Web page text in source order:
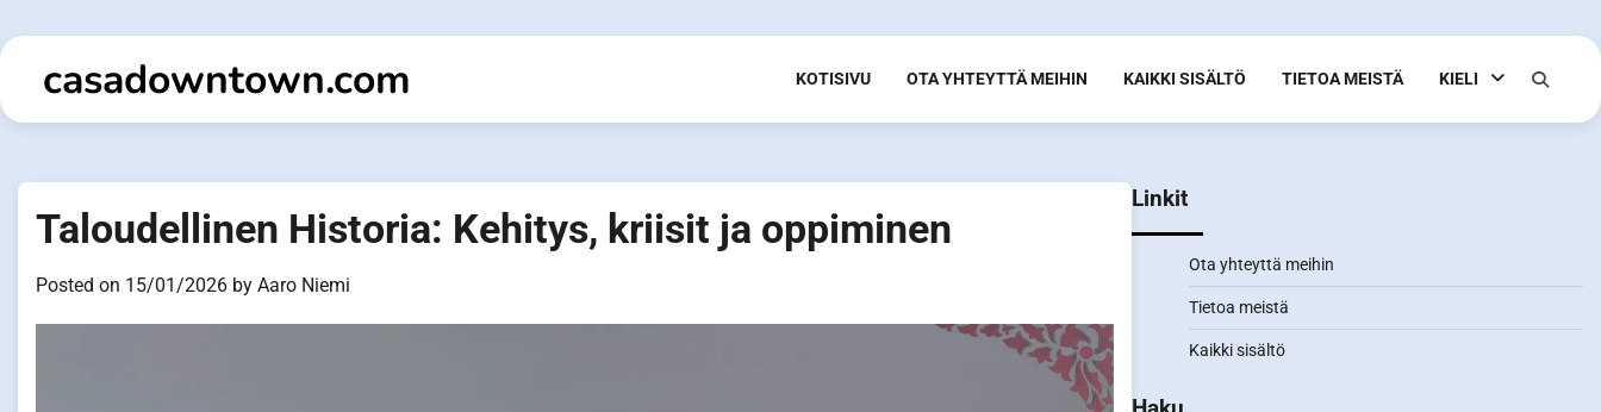
to
contentcasadowntown.com KOTISIVU OTA YHTEYTTÄ MEIHIN KAIKKI SISÄLTÖ TIETOA MEISTÄ KIELI
Taloudellinen Historia: Kehitys, kriisit ja oppiminen
Posted on 15/01/2026 by Aaro Niemi
Linkit
Ota yhteyttä meihin
Tietoa meistä
Kaikki sisältö